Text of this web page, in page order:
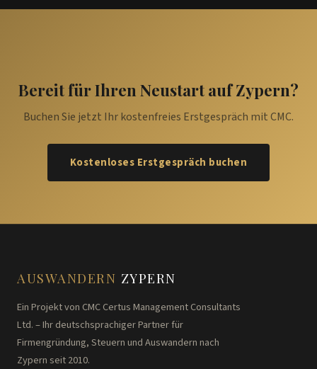
Bereit für Ihren Neustart auf Zypern?
Buchen Sie jetzt Ihr kostenfreies Erstgespräch mit CMC.
Kostenloses Erstgespräch buchen
AUSWANDERN ZYPERN
Ein Projekt von CMC Certus Management Consultants
Ltd. – Ihr deutschsprachiger Partner für
Firmengründung, Steuern und Auswandern nach
Zypern seit 2010.